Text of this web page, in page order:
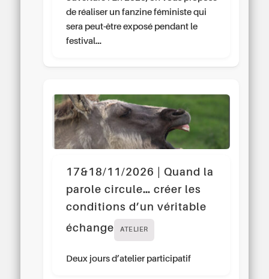
de réaliser un fanzine féministe qui
sera peut-être exposé pendant le
festival…
17&18/11/2026 | Quand la
parole circule… créer les
conditions d’un véritable
échange
ATELIER
Deux jours d’atelier participatif